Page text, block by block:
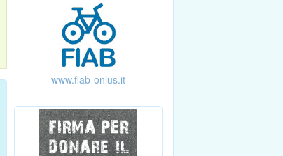
www.fiab-onlus.it